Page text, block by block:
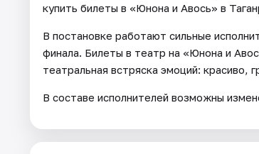
купить билеты в «Юнона и Авось» в
В постановке работают сильные
финала. Билеты в театр на «Юнона и
театральная встряска эмоций:
В составе исполнителей возможны